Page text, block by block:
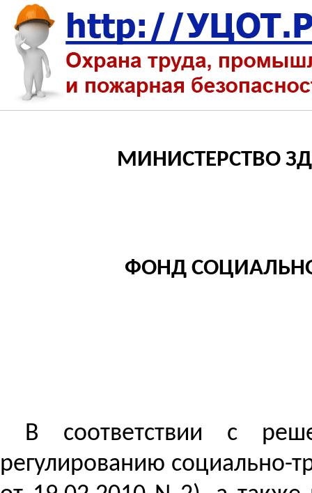
МИНИСТЕРСТВО
ФОНД
В соответствии с
регулированию социально-